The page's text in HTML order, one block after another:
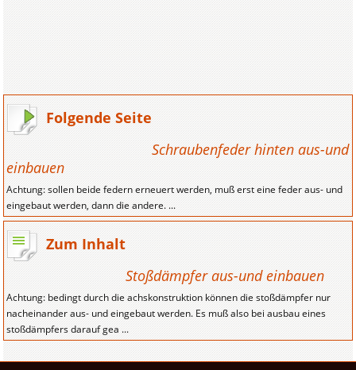
Folgende Seite
Schraubenfeder hinten aus-und
einbauen
Achtung: sollen beide federn erneuert werden, muß erst eine feder aus- und
eingebaut werden, dann die andere. ...
Zum Inhalt
Stoßdämpfer aus-und einbauen
Achtung: bedingt durch die achskonstruktion können die stoßdämpfer nur
nacheinander aus- und eingebaut werden. Es muß also bei ausbau eines
stoßdämpfers darauf gea ...